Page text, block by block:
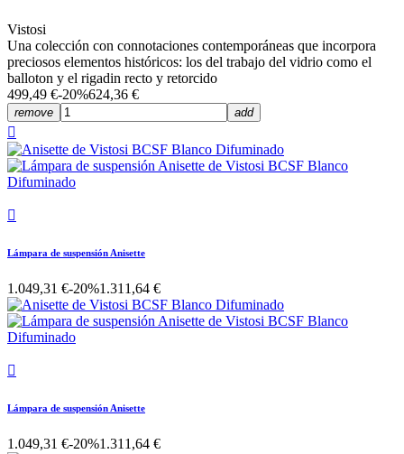
Vistosi
Una colección con connotaciones contemporáneas que incorpora
preciosos elementos históricos: los del trabajo del vidrio como el
balloton y el rigadin recto y retorcido
499,49 €-20%624,36 €
remove add


Lámpara de suspensión Anisette
1.049,31 €-20%1.311,64 €

Lámpara de suspensión Anisette
1.049,31 €-20%1.311,64 €